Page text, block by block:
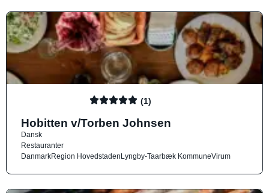
(1)
Hobitten v/Torben Johnsen
Dansk
Restauranter
DanmarkRegion HovedstadenLyngby-Taarbæk KommuneVirum